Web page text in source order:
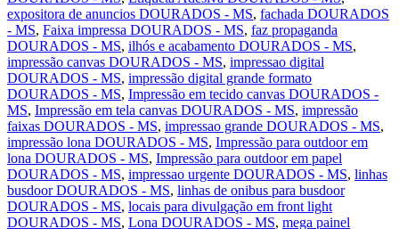
expositora de anuncios DOURADOS - MS, fachada DOURADOS
- MS, Faixa impressa DOURADOS - MS, faz propaganda
DOURADOS - MS, ilhós e acabamento DOURADOS - MS,
impressão canvas DOURADOS - MS, impressao digital
DOURADOS - MS, impressão digital grande formato
DOURADOS - MS, Impressão em tecido canvas DOURADOS -
MS, Impressão em tela canvas DOURADOS - MS, impressão
faixas DOURADOS - MS, impressao grande DOURADOS - MS,
impressão lona DOURADOS - MS, Impressão para outdoor em
lona DOURADOS - MS, Impressão para outdoor em papel
DOURADOS - MS, impressao urgente DOURADOS - MS, linhas
busdoor DOURADOS - MS, linhas de onibus para busdoor
DOURADOS - MS, locais para divulgação em front light
DOURADOS - MS, Lona DOURADOS - MS, mega painel